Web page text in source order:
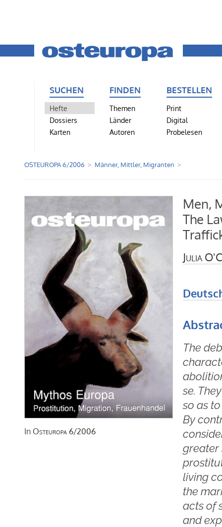
SUCHEN
Hefte
Dossiers
Karten
FINDEN
Themen
Länder
Autoren
BESTELLEN
Print
Digital
Probelesen
OSTEUROPA 6/2006 Männer, Mittler, Migranten
In Osteuropa 6/2006
Men,
The
Julia
The
se.
so as
By
greater
living
the
acts of
and